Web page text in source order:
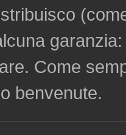
Come
benvenute.